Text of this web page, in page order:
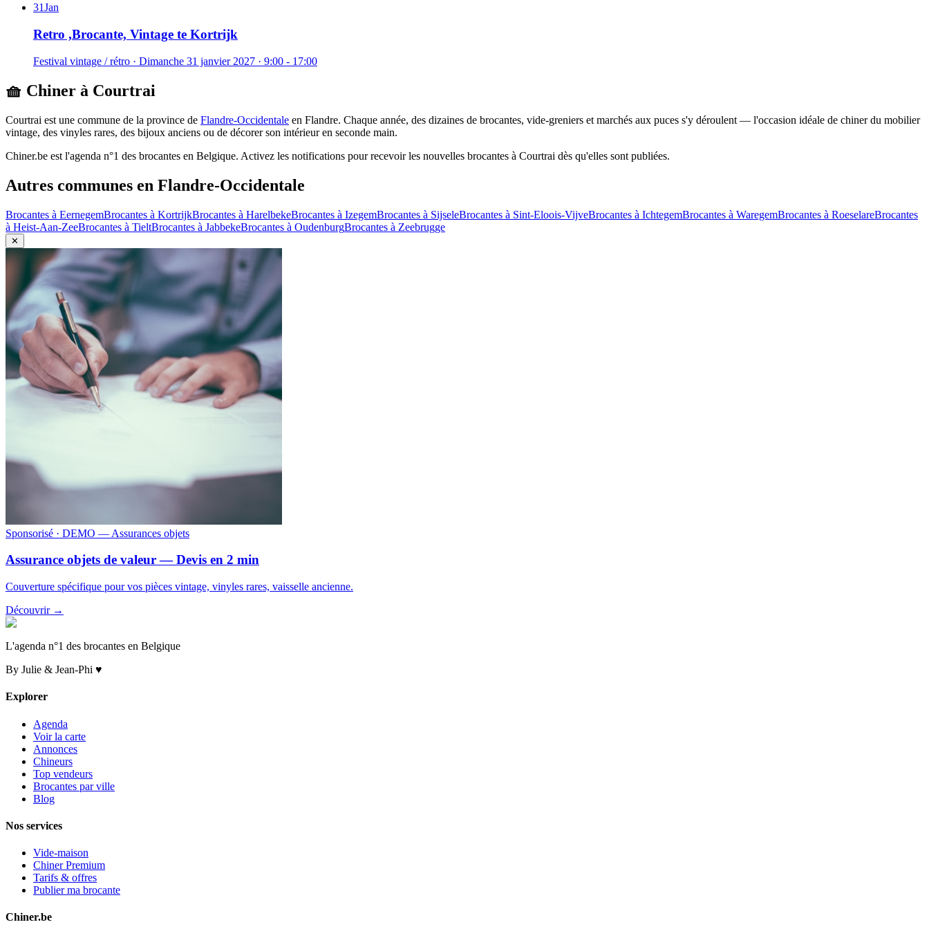
31Jan
Retro ,Brocante, Vintage te Kortrijk
Festival vintage / rétro · Dimanche 31 janvier 2027 · 9:00 - 17:00
🧺 Chiner à Courtrai
Courtrai est une commune de la province de Flandre-Occidentale en Flandre. Chaque année, des dizaines de brocantes, vide-greniers et marchés aux puces s'y déroulent — l'occasion idéale de chiner du mobilier
vintage, des vinyles rares, des bijoux anciens ou de décorer son intérieur en seconde main.
Chiner.be est l'agenda n°1 des brocantes en Belgique. Activez les notifications pour recevoir les nouvelles brocantes à Courtrai dès qu'elles sont publiées.
Autres communes en Flandre-Occidentale
Brocantes à EernegemBrocantes à KortrijkBrocantes à HarelbekeBrocantes à IzegemBrocantes à SijseleBrocantes à Sint-Eloois-VijveBrocantes à IchtegemBrocantes à WaregemBrocantes à RoeselareBrocantes
à Heist-Aan-ZeeBrocantes à TieltBrocantes à JabbekeBrocantes à OudenburgBrocantes à Zeebrugge
✕
Sponsorisé · DEMO — Assurances objets
Assurance objets de valeur — Devis en 2 min
Couverture spécifique pour vos pièces vintage, vinyles rares, vaisselle ancienne.
Découvrir →
L'agenda n°1 des brocantes en Belgique
By Julie & Jean-Phi ♥
Explorer
Agenda
Voir la carte
Annonces
Chineurs
Top vendeurs
Brocantes par ville
Blog
Nos services
Vide-maison
Chiner Premium
Tarifs & offres
Publier ma brocante
Chiner.be